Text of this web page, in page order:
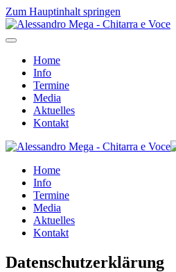
Zum Hauptinhalt springen
Home
Info
Termine
Media
Aktuelles
Kontakt
Home
Info
Termine
Media
Aktuelles
Kontakt
Datenschutzerklärung